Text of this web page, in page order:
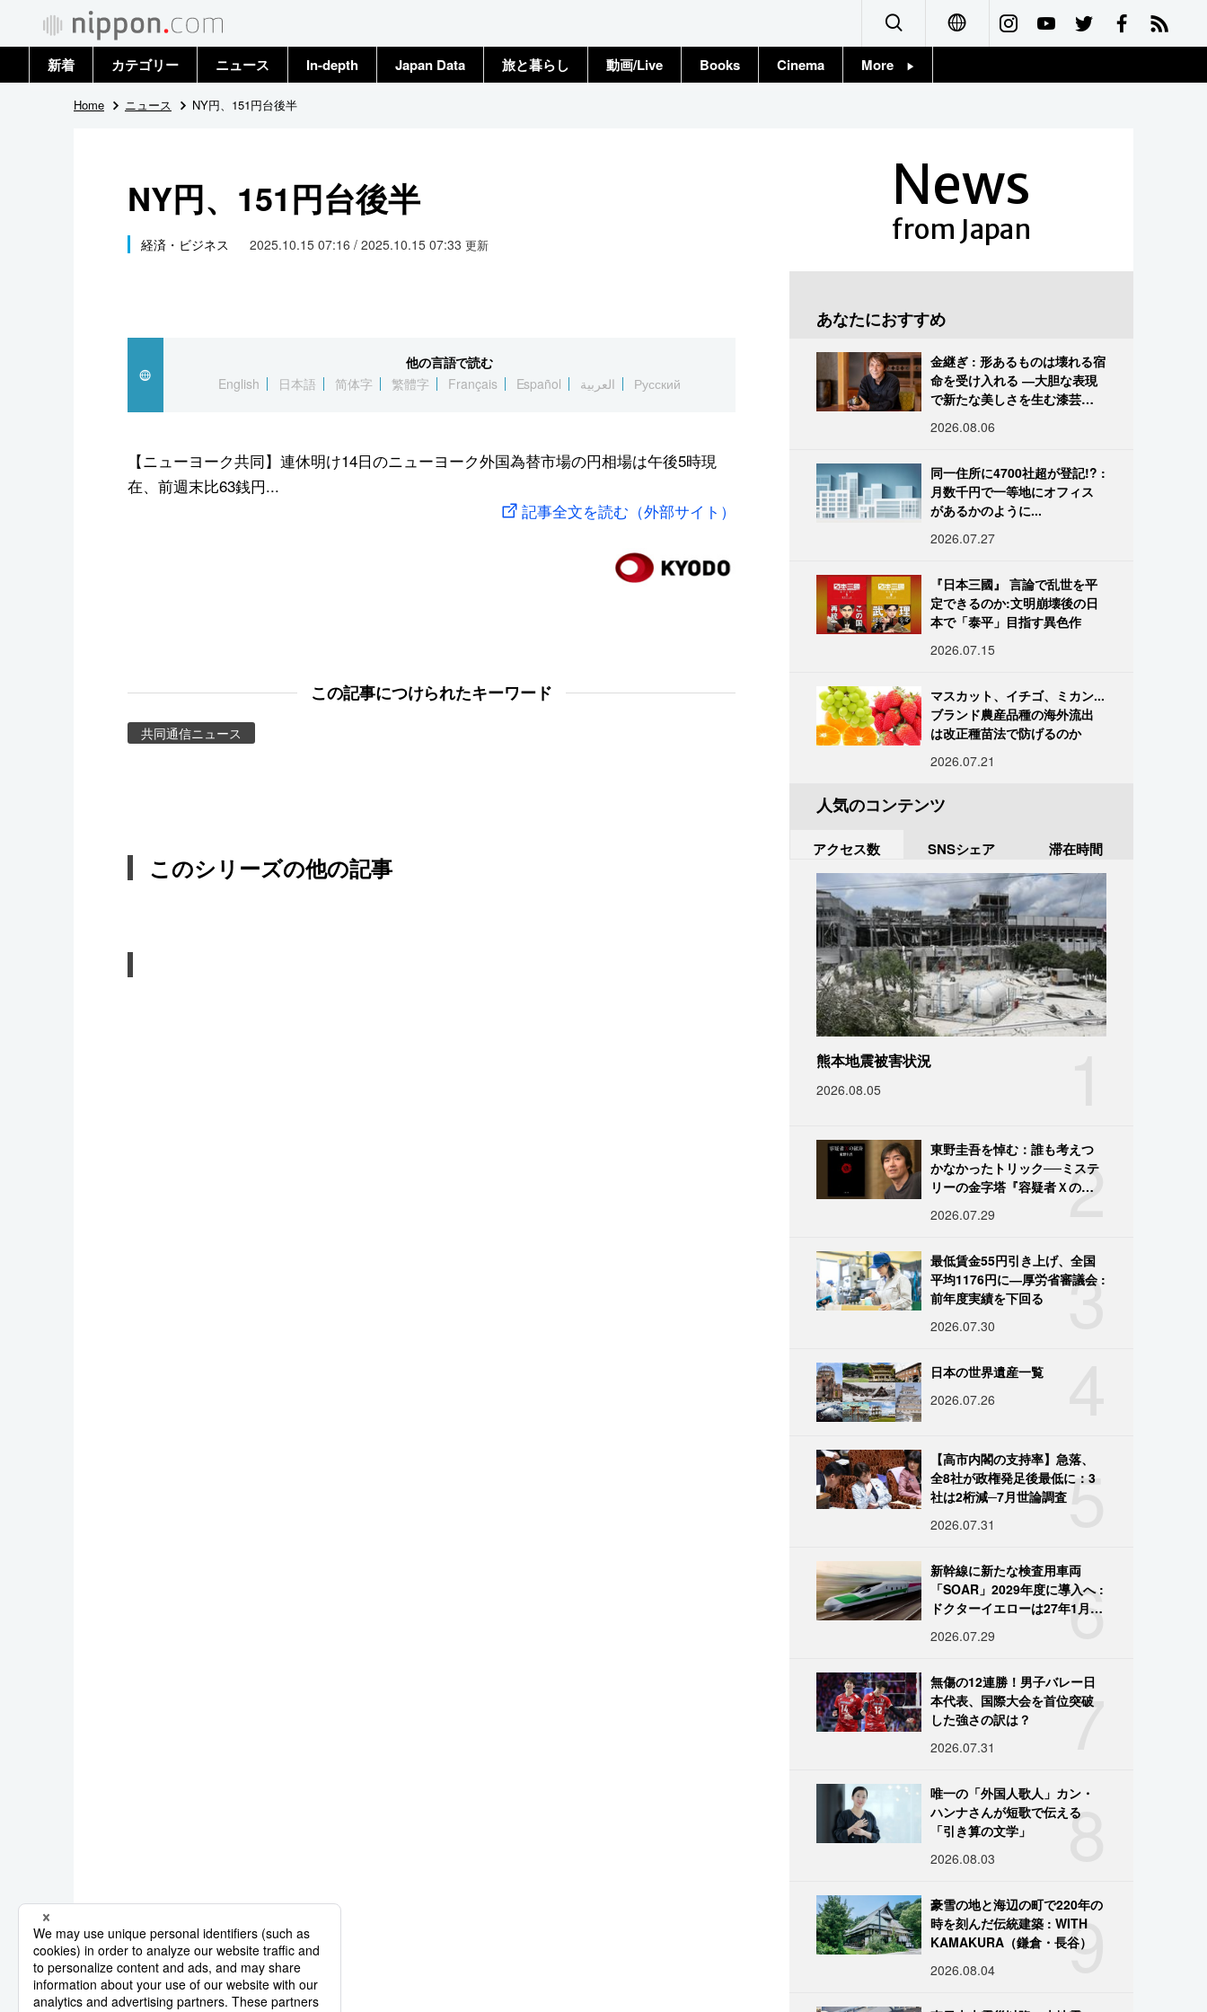
Français
新着 カテゴリー
政治・外交
国際
科学・技術
暮らし
ニュース
トップ
In-depth Japan Data 旅と暮らし 動画/Live Books Cinema More
Home ニュース NY円、151円台後半
NY円、151円台後半
経済・ビジネス 2025.10.15 07:16 / 2025.10.15 07:33 更新
他の言語で読む
English
日本語 简体字 繁體字 Français Español العربية Русский
【ニューヨーク共同】連休明け14日のニューヨーク外国為替市場の円相場は午後5時現
在、前週末比63銭円...
記事全文を読む（外部サイト）
この記事につけられたキーワード
共同通信ニュース
このシリーズの他の記事
News
from Japan
あなたにおすすめ
金継ぎ : 形あるものは壊れる宿
命を受け入れる ―大胆な表現
で新たな美しさを生む漆芸修
2026.08.06
同一住所に4700社超が登記!? :
月数千円で一等地にオフィス
があるかのように...
2026.07.27
『日本三國』 言論で乱世を平
定できるのか:文明崩壊後の日
本で「泰平」目指す異色作
2026.07.15
マスカット、イチゴ、ミカン...
ブランド農産品種の海外流出
は改正種苗法で防げるのか
2026.07.21
人気のコンテンツ
アクセス数 SNSシェア 滞在時間
熊本地震被害状況
2026.08.05
2
東野圭吾を悼む：誰も考えつ
かなかったトリック──ミステ
リーの金字塔『容疑者Ｘの献
2026.07.29
3
最低賃金55円引き上げ、全国
平均1176円に―厚労省審議会 :
前年度実績を下回る
2026.07.30
日本の世界遺産一覧
2026.07.26
5
【高市内閣の支持率】急落、
全8社が政権発足後最低に：3
社は2桁減─7月世論調査
2026.07.31
6
新幹線に新たな検査用車両
「SOAR」2029年度に導入へ :
ドクターイエローは27年1月に
2026.07.29
7
無傷の12連勝！男子バレー日
本代表、国際大会を首位突破
した強さの訳は？
2026.07.31
8
唯一の「外国人歌人」カン・
ハンナさんが短歌で伝える
「引き算の文学」
2026.08.03
9
豪雪の地と海辺の町で220年の
時を刻んだ伝統建築 : WITH
KAMAKURA（鎌倉・長谷）
2026.08.04